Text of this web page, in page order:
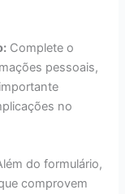
Complete o
pessoais,
no
do formulário,
comprovem